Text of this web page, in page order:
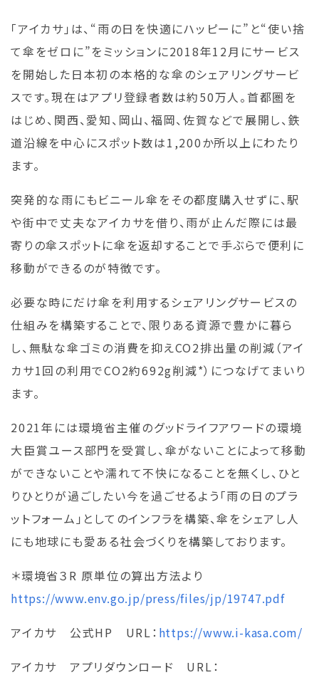
「アイカサ」は、“雨の日を快適にハッピーに”と“使い捨
て傘をゼロに”をミッションに2018年12⽉にサービス
を開始した日本初の本格的な傘のシェアリングサービ
スです。現在はアプリ登録者数は約50万人。首都圏を
はじめ、関西、愛知、岡山、福岡、佐賀などで展開し、鉄
道沿線を中心にスポット数は1,200か所以上にわたり
ます。
突発的な雨にもビニール傘をその都度購入せずに、駅
や街中で丈夫なアイカサを借り、雨が止んだ際には最
寄りの傘スポットに傘を返却することで手ぶらで便利に
移動ができるのが特徴です。
必要な時にだけ傘を利用するシェアリングサービスの
仕組みを構築することで、限りある資源で豊かに暮ら
し、無駄な傘ゴミの消費を抑えCO2排出量の削減（アイ
カサ1回の利用でCO2約692g削減*）につなげてまいり
ます。
2021年には環境省主催のグッドライフアワードの環境
大臣賞ユース部門を受賞し、傘がないことによって移動
ができないことや濡れて不快になることを無くし、ひと
りひとりが過ごしたい今を過ごせるよう「雨の日のプラ
ットフォーム」としてのインフラを構築、傘をシェアし人
にも地球にも愛ある社会づくりを構築しております。
＊環境省３R 原単位の算出方法より
https://www.env.go.jp/press/files/jp/19747.pdf
アイカサ 公式HP URL： https://www.i-kasa.com/
アイカサ アプリダウンロード URL：